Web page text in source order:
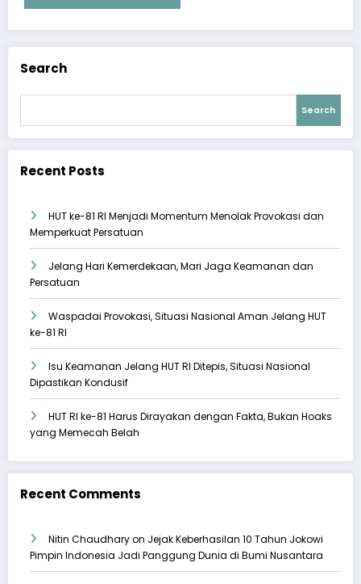
Search
Search
Recent Posts
HUT ke-81 RI Menjadi Momentum Menolak Provokasi dan
Memperkuat Persatuan
Jelang Hari Kemerdekaan, Mari Jaga Keamanan dan
Persatuan
Waspadai Provokasi, Situasi Nasional Aman Jelang HUT
ke-81 RI
Isu Keamanan Jelang HUT RI Ditepis, Situasi Nasional
Dipastikan Kondusif
HUT RI ke-81 Harus Dirayakan dengan Fakta, Bukan Hoaks
yang Memecah Belah
Recent Comments
Nitin Chaudharyon Jejak Keberhasilan 10 Tahun Jokowi
Pimpin Indonesia Jadi Panggung Dunia di Bumi Nusantara